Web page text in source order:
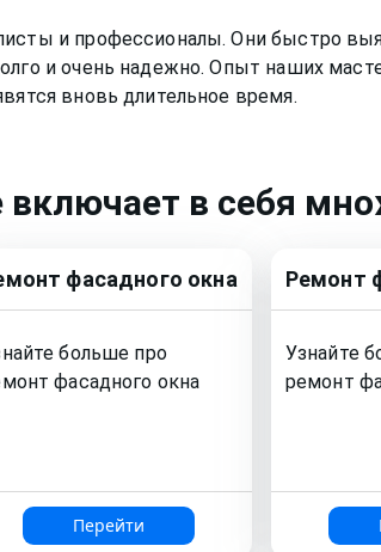
и профессионалы. Они быстро
и очень надежно. Опыт наших
вновь длительное время.
включает в себя
фасадного окна
больше про
фасадного окна
Перейти
Ремонт
Узнайте
ремонт